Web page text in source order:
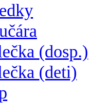
(dosp.)
(deti)